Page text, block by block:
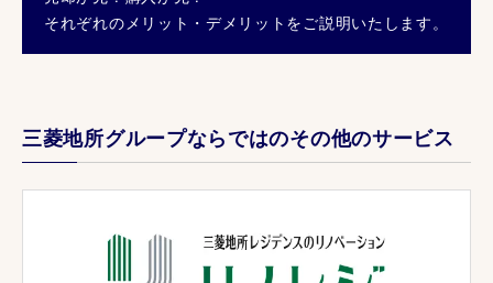
それぞれのメリット・デメリットをご説明いたします。
三菱地所グループならではのその他のサービス